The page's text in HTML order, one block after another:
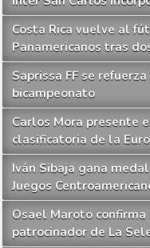
Costa Rica vuelve al
Panamericanos tras
Saprissa FF se
bicampeonato
Carlos Mora presente
clasificatoria de la
Iván Sibaja gana
Juegos
Osael Maroto
patrocinador de La